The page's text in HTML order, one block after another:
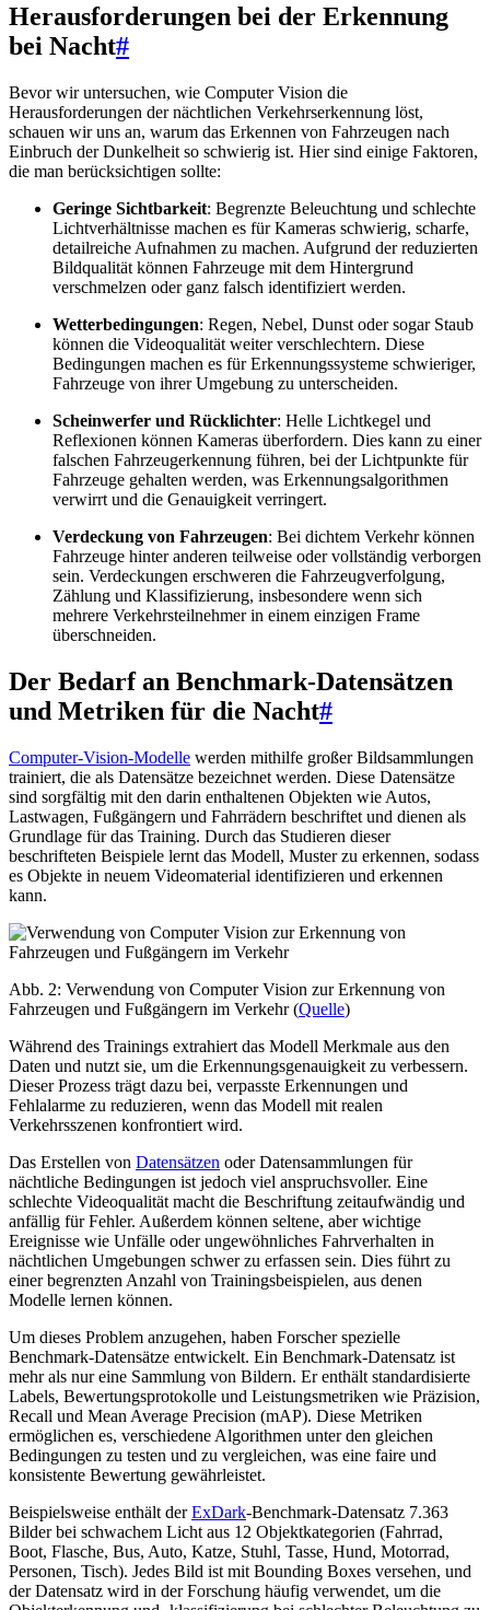
Herausforderungen bei der Erkennung
bei Nacht#
Bevor wir untersuchen, wie Computer Vision die
Herausforderungen der nächtlichen Verkehrserkennung löst,
schauen wir uns an, warum das Erkennen von Fahrzeugen nach
Einbruch der Dunkelheit so schwierig ist. Hier sind einige Faktoren,
die man berücksichtigen sollte:
Geringe Sichtbarkeit: Begrenzte Beleuchtung und schlechte
Lichtverhältnisse machen es für Kameras schwierig, scharfe,
detailreiche Aufnahmen zu machen. Aufgrund der reduzierten
Bildqualität können Fahrzeuge mit dem Hintergrund
verschmelzen oder ganz falsch identifiziert werden.
Wetterbedingungen: Regen, Nebel, Dunst oder sogar Staub
können die Videoqualität weiter verschlechtern. Diese
Bedingungen machen es für Erkennungssysteme schwieriger,
Fahrzeuge von ihrer Umgebung zu unterscheiden.
Scheinwerfer und Rücklichter: Helle Lichtkegel und
Reflexionen können Kameras überfordern. Dies kann zu einer
falschen Fahrzeugerkennung führen, bei der Lichtpunkte für
Fahrzeuge gehalten werden, was Erkennungsalgorithmen
verwirrt und die Genauigkeit verringert.
Verdeckung von Fahrzeugen: Bei dichtem Verkehr können
Fahrzeuge hinter anderen teilweise oder vollständig verborgen
sein. Verdeckungen erschweren die Fahrzeugverfolgung,
Zählung und Klassifizierung, insbesondere wenn sich
mehrere Verkehrsteilnehmer in einem einzigen Frame
überschneiden.
Der Bedarf an Benchmark-Datensätzen
und Metriken für die Nacht#
Computer-Vision-Modelle werden mithilfe großer Bildsammlungen
trainiert, die als Datensätze bezeichnet werden. Diese Datensätze
sind sorgfältig mit den darin enthaltenen Objekten wie Autos,
Lastwagen, Fußgängern und Fahrrädern beschriftet und dienen als
Grundlage für das Training. Durch das Studieren dieser
beschrifteten Beispiele lernt das Modell, Muster zu erkennen, sodass
es Objekte in neuem Videomaterial identifizieren und erkennen
kann.
Abb. 2: Verwendung von Computer Vision zur Erkennung von
Fahrzeugen und Fußgängern im Verkehr (Quelle)
Während des Trainings extrahiert das Modell Merkmale aus den
Daten und nutzt sie, um die Erkennungsgenauigkeit zu verbessern.
Dieser Prozess trägt dazu bei, verpasste Erkennungen und
Fehlalarme zu reduzieren, wenn das Modell mit realen
Verkehrsszenen konfrontiert wird.
Das Erstellen von Datensätzen oder Datensammlungen für
nächtliche Bedingungen ist jedoch viel anspruchsvoller. Eine
schlechte Videoqualität macht die Beschriftung zeitaufwändig und
anfällig für Fehler. Außerdem können seltene, aber wichtige
Ereignisse wie Unfälle oder ungewöhnliches Fahrverhalten in
nächtlichen Umgebungen schwer zu erfassen sein. Dies führt zu
einer begrenzten Anzahl von Trainingsbeispielen, aus denen
Modelle lernen können.
Um dieses Problem anzugehen, haben Forscher spezielle
Benchmark-Datensätze entwickelt. Ein Benchmark-Datensatz ist
mehr als nur eine Sammlung von Bildern. Er enthält standardisierte
Labels, Bewertungsprotokolle und Leistungsmetriken wie Präzision,
Recall und Mean Average Precision (mAP). Diese Metriken
ermöglichen es, verschiedene Algorithmen unter den gleichen
Bedingungen zu testen und zu vergleichen, was eine faire und
konsistente Bewertung gewährleistet.
Beispielsweise enthält derExDark-Benchmark-Datensatz 7.363
Bilder bei schwachem Licht aus 12 Objektkategorien (Fahrrad,
Boot, Flasche, Bus, Auto, Katze, Stuhl, Tasse, Hund, Motorrad,
Personen, Tisch). Jedes Bild ist mit Bounding Boxes versehen, und
der Datensatz wird in der Forschung häufig verwendet, um die